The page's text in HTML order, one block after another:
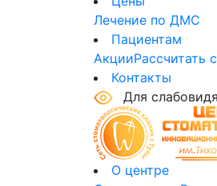
Лечение по ДМС
Пациентам
АкцииРассчитать
Контакты
Для
О центре